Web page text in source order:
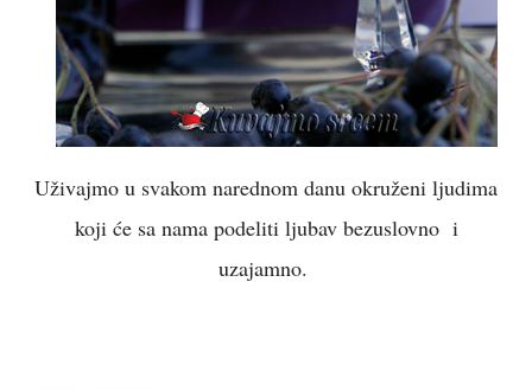
Uživajmo u svakom narednom danu okruženi ljudima
koji će sa nama podeliti ljubav bezuslovno i
uzajamno.